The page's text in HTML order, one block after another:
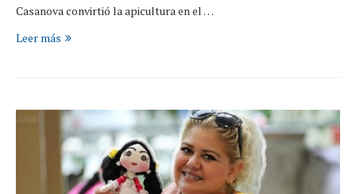
Casanova convirtió la apicultura en el …
Leer más